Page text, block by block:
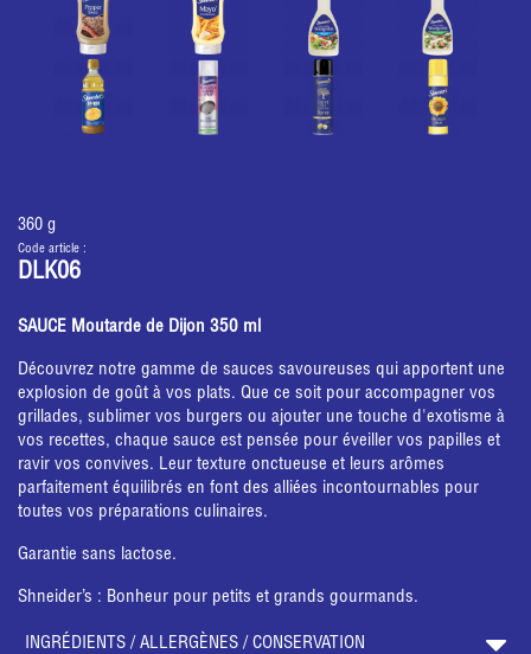
360 g
Code article :
DLK06
SAUCE Moutarde de Dijon 350 ml
Découvrez notre gamme de sauces savoureuses qui apportent une
explosion de goût à vos plats. Que ce soit pour accompagner vos
grillades, sublimer vos burgers ou ajouter une touche d'exotisme à
vos recettes, chaque sauce est pensée pour éveiller vos papilles et
ravir vos convives. Leur texture onctueuse et leurs arômes
parfaitement équilibrés en font des alliées incontournables pour
toutes vos préparations culinaires.
Garantie sans lactose.
Shneider’s : Bonheur pour petits et grands gourmands.
INGRÉDIENTS / ALLERGÈNES / CONSERVATION